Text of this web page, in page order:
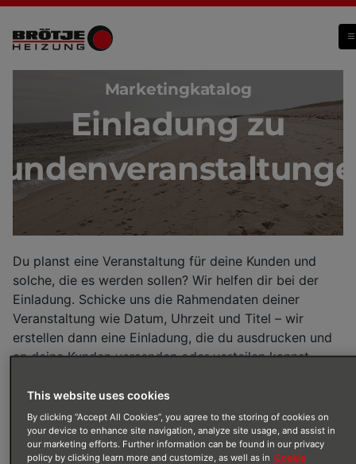
Einladungen
Marketingkatalog
Einladung zu
Du planst eine Veranstaltung für deine Kunden und
solche, die es werden sollen? Wir helfen dir bei der
Einladung. Schicke uns die Rahmendaten deiner
Veranstaltung wie Datum, Uhrzeit und Titel – wir
erstellen dann eine Einladung, die du ausdrucken und
an deine Kunden versenden oder verteilen kannst.
Bearbeitungszeit: ca. 5 Tage
This website uses cookies
By clicking “Accept All Cookies”, you agree to the storing of cookies on
your device to enhance site navigation, analyze site usage, and assist in
our marketing efforts. Further information can be found in our privacy
policy by clicking learn more and customize, as well as in Cookie